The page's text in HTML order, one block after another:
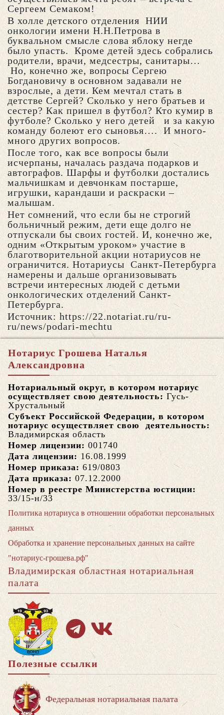
Сергеем Семаком!
В холле детского отделения НИИ
онкологии имени Н.Н.Петрова в
буквальном смысле слова яблоку негде
было упасть. Кроме детей здесь собрались
родители, врачи, медсестры, санитары…
Но, конечно же, вопросы Сергею
Богдановичу в основном задавали не
взрослые, а дети. Кем мечтал стать в
детстве Сергей? Сколько у него братьев и
сестер? Как пришел в футбол? Кто кумир в
футболе? Сколько у него детей и за какую
команду болеют его сыновья…. И много-
много других вопросов.
После того, как все вопросы были
исчерпаны, началась раздача подарков и
автографов. Шарфы и футболки достались
мальчишкам и девчонкам постарше,
игрушки, карандаши и раскраски –
малышам.
Нет сомнений, что если бы не строгий
больничный режим, дети еще долго не
отпускали бы своих гостей. И, конечно же,
одним «Открытым уроком» участие в
благотворительной акции нотариусов не
ограничится. Нотариусы Санкт-Петербурга
намерены и дальше организовывать
встречи интересных людей с детьми
онкологических отделений Санкт-
Петербурга.
Источник: https://22.notariat.ru/ru-
ru/news/podari-mechtu
Нотариус Грошева Наталья
Александровна
Нотариальный округ, в котором нотариус
осуществляет свою деятельность: Гусь-
Хрустальный
Субъект Российской Федерации, в котором
нотариус осуществляет свою деятельность:
Владимирская область
Номер лицензии: 001740
Дата лицензии: 16.08.1999
Номер приказа: 619/0803
Дата приказа: 07.12.2000
Номер в реестре Министерства юстиции:
33/15-н/33
Политика нотариуса в отношении обработки персональных
данных
Обработка и хранение персональных данных на сайте
"нотариус-грошева.рф"
Владимирская областная нотариальная
палата
Полезные ссылки
Федеральная нотариальная палата